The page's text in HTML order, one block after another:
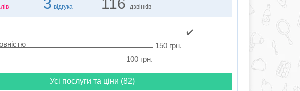
3 відгука 116 дзвінків
✔️
150 грн.
100 грн.
Усі послуги та ціни (82)